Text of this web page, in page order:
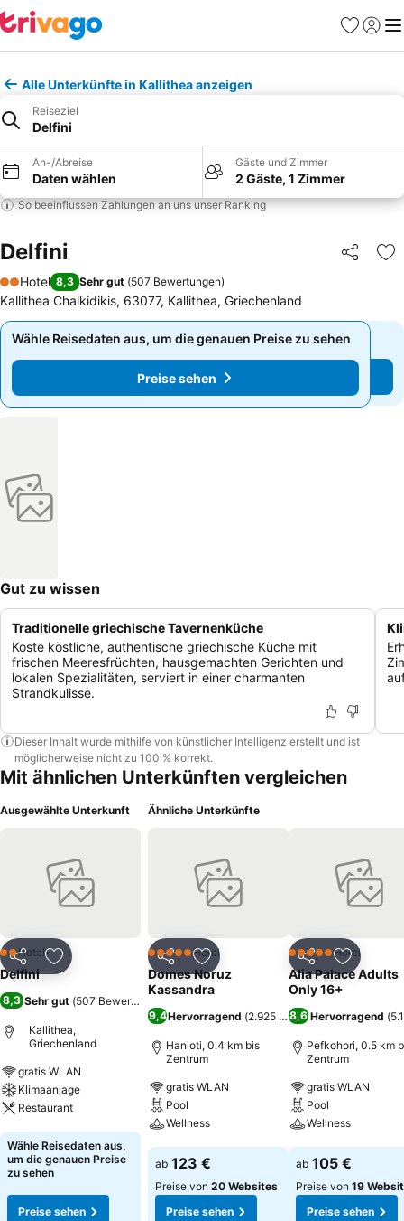
Favoriten
Alle Unterkünfte in Kallithea anzeigen
Reiseziel
Delfini
An-/Abreise
Daten wählen
Gäste und Zimmer
2 Gäste, 1 Zimmer
So beeinflussen Zahlungen an uns unser Ranking
Delfini Teilen
2 Sterne
Hotel 8,3 Sehr gut (507 Bewertungen)
Kallithea Chalkidikis, 63077, Kallithea, Griechenland
Wähle Reisedaten aus, um die genauen Preise zu sehen
Preise sehen
Wähle Reisedaten aus, um die genauen Preise zu sehen
Preise sehen
Gut zu wissen
Traditionelle griechische Tavernenküche
Koste köstliche, authentische griechische Küche mit
frischen Meeresfrüchten, hausgemachten Gerichten und
lokalen Spezialitäten, serviert in einer charmanten
Strandkulisse.
Dieser Inhalt wurde mithilfe von künstlicher Intelligenz erstellt und ist
möglicherweise nicht zu 100 % korrekt.
Mit ähnlichen Unterkünften vergleichen
Ausgewählte Unterkunft
Teilen Zu Favoriten hinzufügen
2 Sterne
Hotel
Delfini
8,3 Sehr gut (507 Bewertungen
Kallithea,
Griechenland
gratis WLAN
Klimaanlage
Restaurant
Preise sehen
Wähle Reisedaten aus,
um die genauen Preise
zu sehen
Preise sehen
Ähnliche Unterkünfte
Teilen Zu Favoriten hinzufügen
5 Sterne Hotel
Domes Noruz
Kassandra
9,4Hervorragend (2.925 Bewertungen)
Hanioti, 0.4 km bis
Zentrum
gratis WLAN
Pool
Wellness
Preise sehen
ab 123 €
Preise von 20 Websites
Preise sehen
Teilen Zu
5 Sterne Hotel
Alia Palace Adults
Only 16+
8,6 Hervorragend (
Pefkohori, 0.5 km
Zentrum
gratis WLAN
Pool
Wellness
Preise sehen
ab 105 €
Preise von 19
Preise sehen